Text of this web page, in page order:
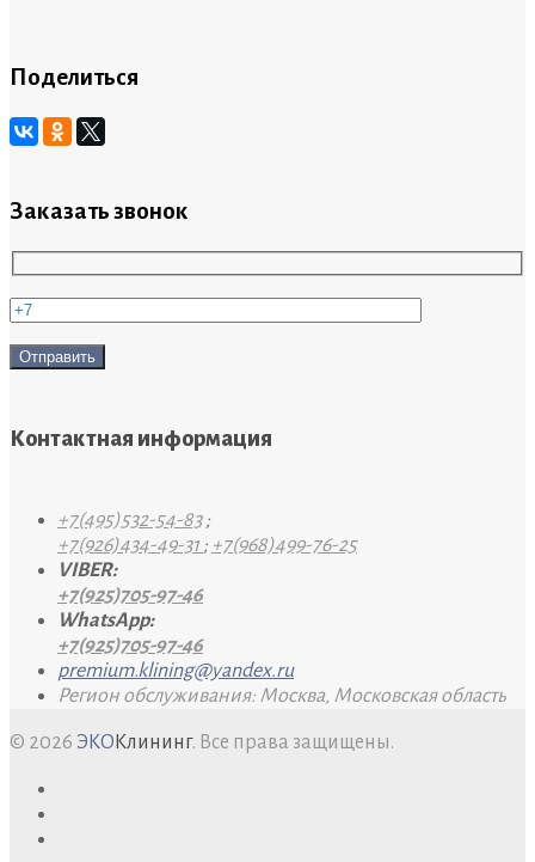
Поделиться
Заказать звонок
Контактная информация
+7(495)532-54-83 ;
+7(926)434-49-31 ; +7(968)499-76-25
VIBER:
+7(925)705-97-46
WhatsApp:
+7(925)705-97-46
premium.klining@yandex.ru
Регион обслуживания: Москва, Московская область
© 2026 ЭКО Клининг. Все права защищены.